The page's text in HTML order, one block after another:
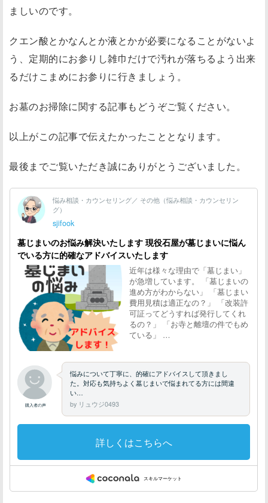
ましいのです。
クエン酸とかなんとか液とかが必要になることがないよ
う、定期的にお参りし雑巾だけで汚れが落ちるよう出来
るだけこまめにお参りに行きましょう。
お墓のお掃除に関する記事もどうぞご覧ください。
以上がこの記事で伝えたかったこととなります。
最後までご覧いただき誠にありがとうございました。